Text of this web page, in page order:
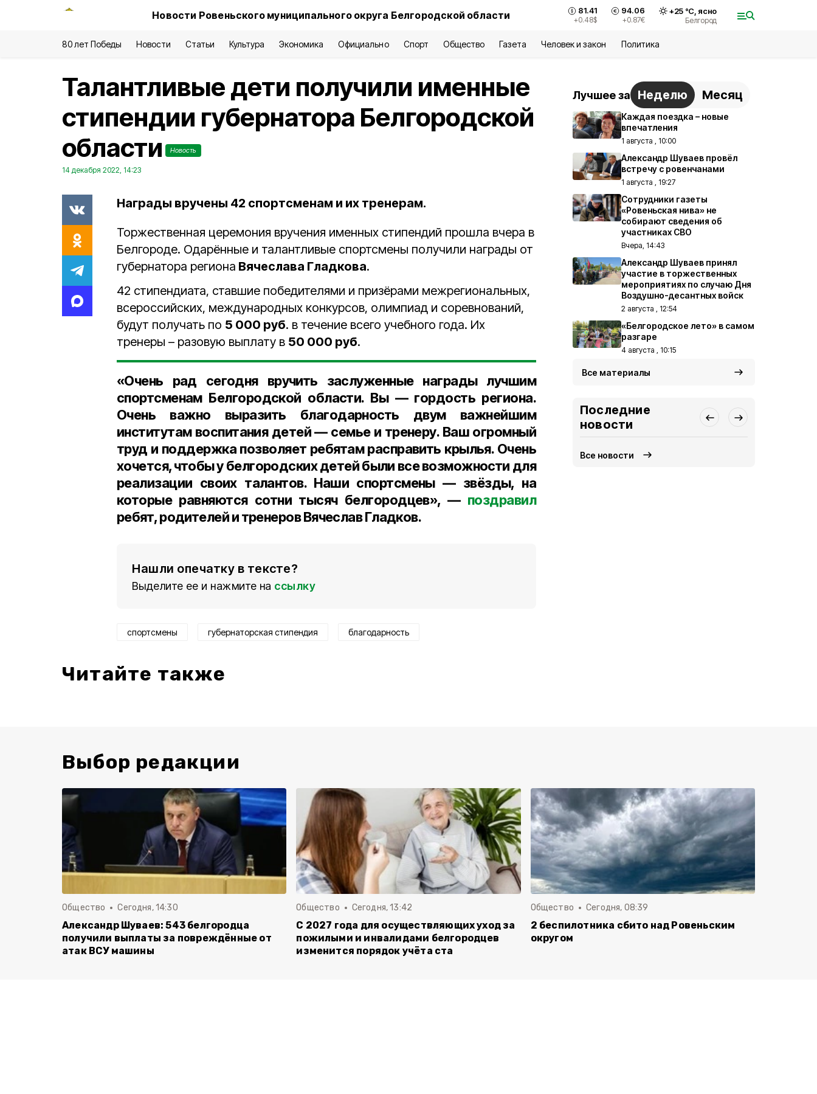
Новости Ровеньского муниципального округа Белгородской области 81.41
+0.48$
94.06
+0.87€
+25°С, ясно
Белгород
80 лет Победы Новости Статьи Культура Экономика Официально Спорт Общество Газета Человек и закон Политика
Талантливые дети получили именные
стипендии губернатора Белгородской
области
Новость
14 декабря 2022, 14:23
Награды вручены 42 спортсменам и их тренерам.
Торжественная церемония вручения именных стипендий прошла вчера в
Белгороде. Одарённые и талантливые спортсмены получили награды от
губернатора региона Вячеслава Гладкова.
42 стипендиата, ставшие победителями и призёрами межрегиональных,
всероссийских, международных конкурсов, олимпиад и соревнований,
будут получать по 5 000 руб. в течение всего учебного года. Их
тренеры – разовую выплату в 50 000 руб.
«Очень рад сегодня вручить заслуженные награды лучшим
спортсменам Белгородской области. Вы — гордость региона.
Очень важно выразить благодарность двум важнейшим
институтам воспитания детей — семье и тренеру. Ваш огромный
труд и поддержка позволяет ребятам расправить крылья. Очень
хочется, чтобы у белгородских детей были все возможности для
реализации своих талантов. Наши спортсмены — звёзды, на
которые равняются сотни тысяч белгородцев», — поздравил
ребят, родителей и тренеров Вячеслав Гладков.
Нашли опечатку в тексте?
Выделите ее и нажмите на ссылку
спортсмены губернаторская стипендия благодарность
Читайте также
Лучшее за Неделю Месяц
Каждая поездка – новые
впечатления
1 августа , 10:00
Александр Шуваев провёл
встречу с ровенчанами
1 августа , 19:27
Сотрудники газеты
«Ровеньская нива» не
собирают сведения об
участниках СВО
Вчера, 14:43
Александр Шуваев принял
участие в торжественных
мероприятиях по случаю Дня
Воздушно-десантных войск
2 августа , 12:54
«Белгородское лето» в самом
разгаре
4 августа , 10:15
Все материалы
Последние
новости
Все новости
Выбор редакции
Общество Сегодня, 14:30
Александр Шуваев: 543 белгородца
получили выплаты за повреждённые от
атак ВСУ машины
Общество Сегодня, 13:42
С 2027 года для осуществляющих уход за
пожилыми и инвалидами белгородцев
изменится порядок учёта ста
Общество Сегодня, 08:39
2 беспилотника сбито над Ровеньским
округом